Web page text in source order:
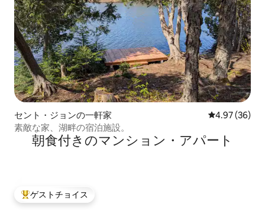
セント・ジョンの一軒家 レビュー36
4.97 (36)
素敵な家、湖畔の宿泊施設。
朝食付きのマンション・アパート
大好評のゲストチョイスです。
ゲストチョイス